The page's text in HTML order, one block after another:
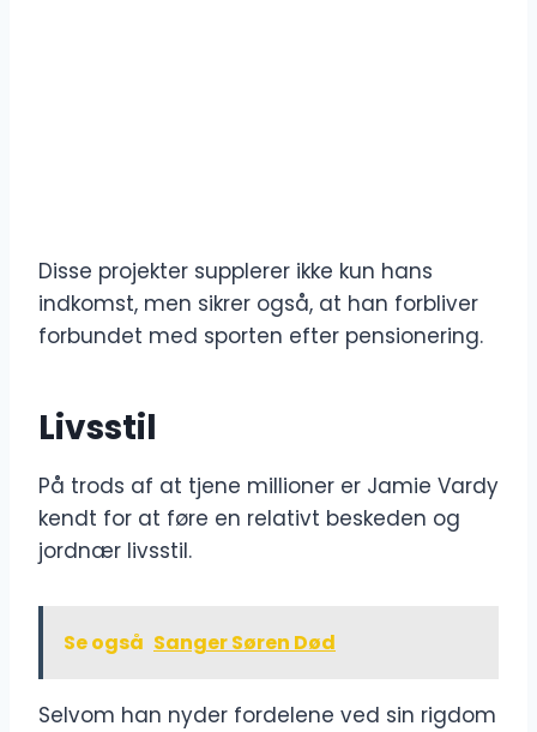
Disse projekter supplerer ikke kun hans
indkomst, men sikrer også, at han forbliver
forbundet med sporten efter pensionering.
Livsstil
På trods af at tjene millioner er Jamie Vardy
kendt for at føre en relativt beskeden og
jordnær livsstil.
Se også Sanger Søren Død
Selvom han nyder fordelene ved sin rigdom